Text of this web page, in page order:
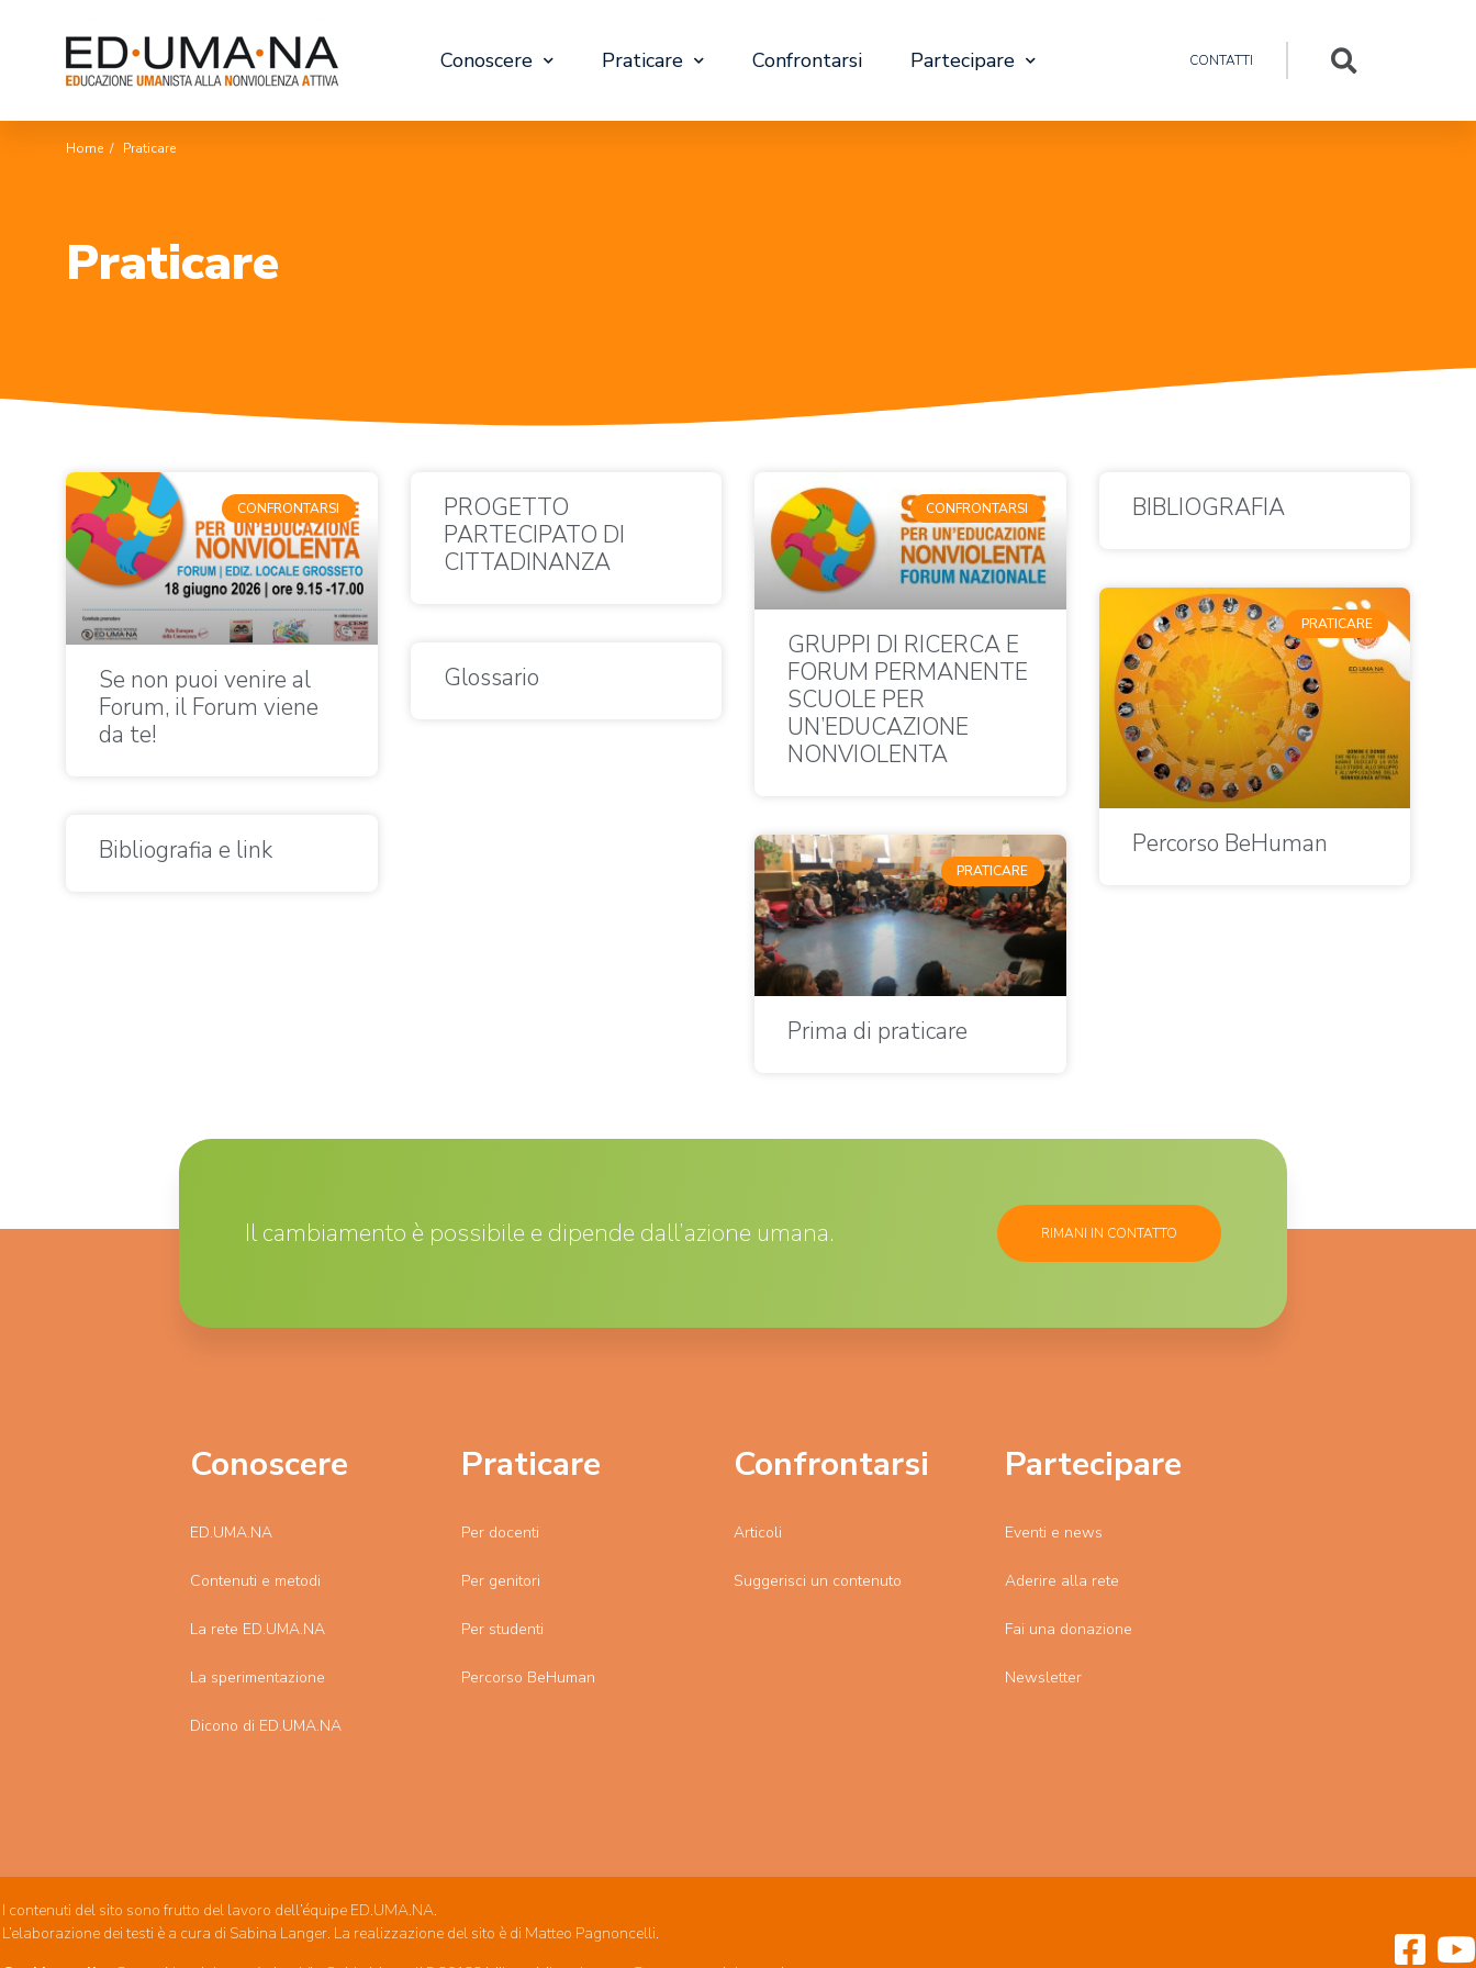
Conoscere Praticare Confrontarsi Partecipare CONTATTI
Home / Praticare
Praticare
CONFRONTARSI
Se non puoi venire al
Forum, il Forum viene
da te!
PROGETTO
PARTECIPATO DI
CITTADINANZA
CONFRONTARSI
GRUPPI DI RICERCA E
FORUM PERMANENTE
SCUOLE PER
UN’EDUCAZIONE
NONVIOLENTA
BIBLIOGRAFIA
Bibliografia e link
Glossario
PRATICARE
Prima di praticare
PRATICARE
Percorso BeHuman
Il cambiamento è possibile e dipende dall’azione umana. RIMANI IN CONTATTO
Conoscere
ED.UMA.NA
Contenuti e metodi
La rete ED.UMA.NA
La sperimentazione
Dicono di ED.UMA.NA
Praticare
Per docenti
Per genitori
Per studenti
Percorso BeHuman
Confrontarsi
Articoli
Suggerisci un contenuto
Partecipare
Eventi e news
Aderire alla rete
Fai una donazione
Newsletter
I contenuti del sito sono frutto del lavoro dell’équipe ED.UMA.NA.
L’elaborazione dei testi è a cura di Sabina Langer. La realizzazione del sito è di Matteo Pagnoncelli.